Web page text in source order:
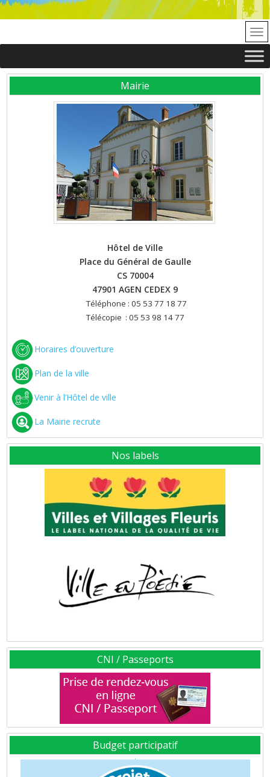
Mairie
Hôtel de Ville
Place du Général de Gaulle
CS 70004
47901 AGEN CEDEX 9
Téléphone : 05 53 77 18 77
Télécopie : 05 53 98 14 77
Horaires d’ouverture
Plan de la ville
Venir à l’Hôtel de ville
La Mairie recrute
Nos labels
CNI / Passeports
Budget participatif